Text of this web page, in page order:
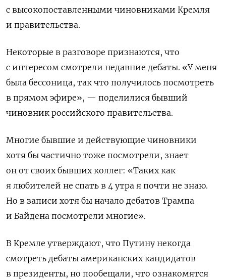
с высокопоставленными чиновниками Кремля
и правительства.
Некоторые в разговоре признаются, что
с интересом смотрели недавние дебаты. «У меня
была бессоница, так что получилось посмотреть
в прямом эфире», — поделилися бывший
чиновник российского правительства.
Многие бывшие и действующие чиновники
хотя бы частично тоже посмотрели, знает
он от своих бывших коллег: «Таких как
я любителей не спать в 4 утра я почти не знаю.
Но в записи хотя бы начало дебатов Трампа
и Байдена посмотрели многие».
В Кремле утверждают, что Путину некогда
смотреть дебаты американских кандидатов
в президенты, но пообещали, что ознакомятся